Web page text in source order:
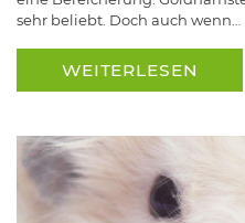
sehr beliebt. Doch auch wenn…
WEITERLESEN